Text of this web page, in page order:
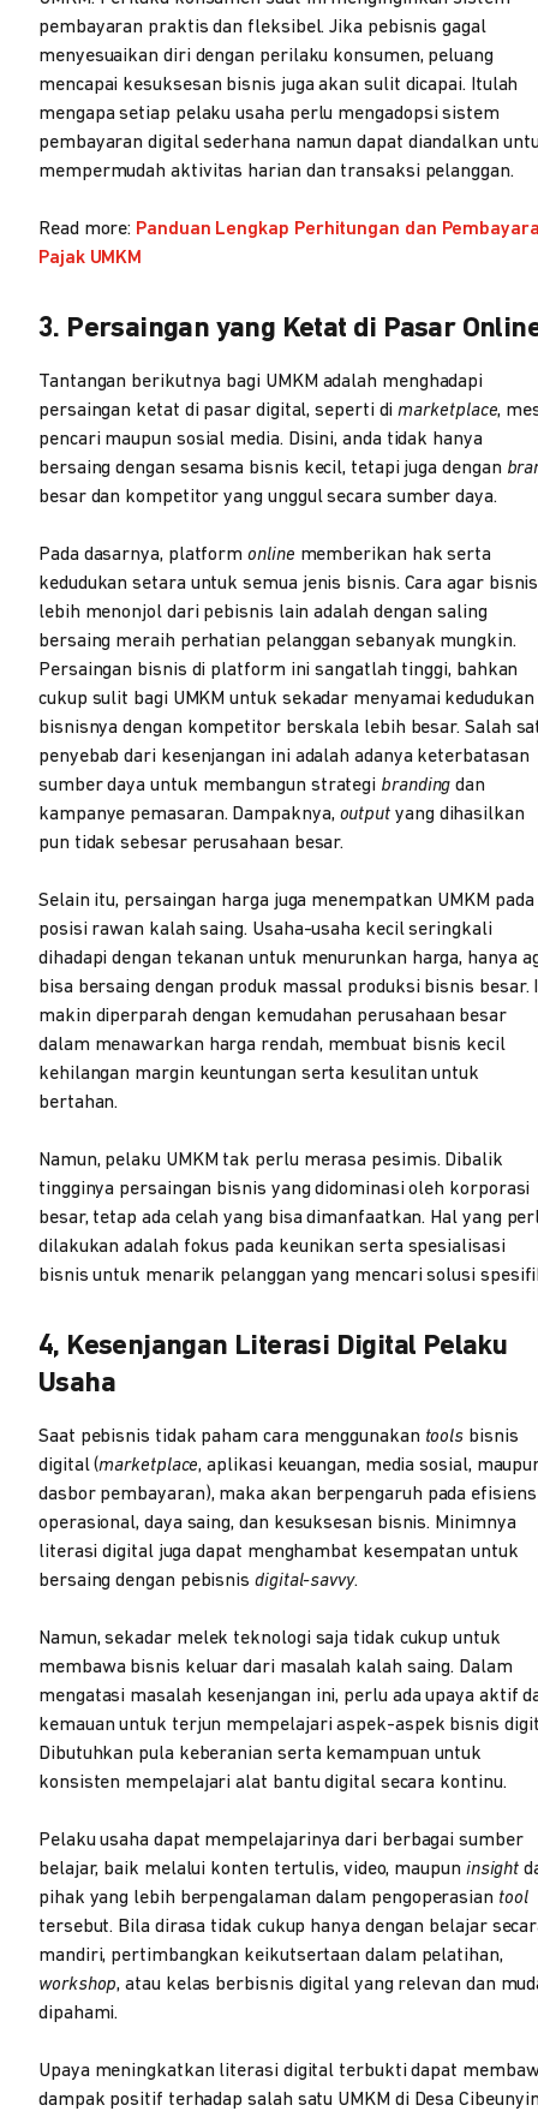
pembayaran praktis dan fleksibel. Jika pebisnis gagal
menyesuaikan diri dengan perilaku konsumen, peluang
mencapai kesuksesan bisnis juga akan sulit dicapai. Itulah
mengapa setiap pelaku usaha perlu mengadopsi sistem
pembayaran digital sederhana namun dapat diandalkan
mempermudah aktivitas harian dan transaksi pelanggan.
Read more: Panduan Lengkap Perhitungan dan
Pajak UMKM
3. Persaingan yang Ketat di Pasar
Tantangan berikutnya bagi UMKM adalah menghadapi
persaingan ketat di pasar digital, seperti dimarketplace,
pencari maupun sosial media. Disini, anda tidak hanya
bersaing dengan sesama bisnis kecil, tetapi juga dengan
besar dan kompetitor yang unggul secara sumber daya.
Pada dasarnya, platformonline memberikan hak serta
kedudukan setara untuk semua jenis bisnis. Cara agar bisnis
lebih menonjol dari pebisnis lain adalah dengan saling
bersaing meraih perhatian pelanggan sebanyak mungkin.
Persaingan bisnis di platform ini sangatlah tinggi, bahkan
cukup sulit bagi UMKM untuk sekadar menyamai kedudukan
bisnisnya dengan kompetitor berskala lebih besar. Salah
penyebab dari kesenjangan ini adalah adanya keterbatasan
sumber daya untuk membangun strategi branding dan
kampanye pemasaran. Dampaknya, output yang dihasilkan
pun tidak sebesar perusahaan besar.
Selain itu, persaingan harga juga menempatkan UMKM pada
posisi rawan kalah saing. Usaha-usaha kecil seringkali
dihadapi dengan tekanan untuk menurunkan harga, hanya
bisa bersaing dengan produk massal produksi bisnis besar.
makin diperparah dengan kemudahan perusahaan besar
dalam menawarkan harga rendah, membuat bisnis kecil
kehilangan margin keuntungan serta kesulitan untuk
bertahan.
Namun, pelaku UMKM tak perlu merasa pesimis. Dibalik
tingginya persaingan bisnis yang didominasi oleh korporasi
besar, tetap ada celah yang bisa dimanfaatkan. Hal yang
dilakukan adalah fokus pada keunikan serta spesialisasi
bisnis untuk menarik pelanggan yang mencari solusi
4, Kesenjangan Literasi Digital Pelaku
Usaha
Saat pebisnis tidak paham cara menggunakan tools bisnis
digital (marketplace, aplikasi keuangan, media sosial,
dasbor pembayaran), maka akan berpengaruh pada
operasional, daya saing, dan kesuksesan bisnis. Minimnya
literasi digital juga dapat menghambat kesempatan untuk
bersaing dengan pebisnis digital-savvy.
Namun, sekadar melek teknologi saja tidak cukup untuk
membawa bisnis keluar dari masalah kalah saing. Dalam
mengatasi masalah kesenjangan ini, perlu ada upaya aktif
kemauan untuk terjun mempelajari aspek-aspek bisnis
Dibutuhkan pula keberanian serta kemampuan untuk
konsisten mempelajari alat bantu digital secara kontinu.
Pelaku usaha dapat mempelajarinya dari berbagai sumber
belajar, baik melalui konten tertulis, video, maupun insight
pihak yang lebih berpengalaman dalam pengoperasian tool
tersebut. Bila dirasa tidak cukup hanya dengan belajar
mandiri, pertimbangkan keikutsertaan dalam pelatihan,
workshop, atau kelas berbisnis digital yang relevan dan
dipahami.
Upaya meningkatkan literasi digital terbukti dapat
dampak positif terhadap salah satu UMKM di Desa